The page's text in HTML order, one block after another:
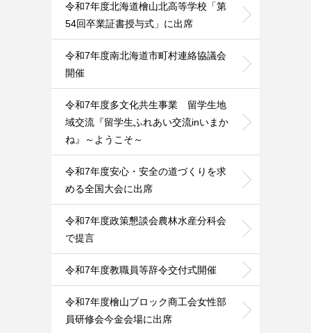
令和7年度北海道檜山北高等学校「第
54回卒業証書授与式」に出席
令和7年度南北海道市町村連絡協議会
開催
令和7年度多文化共生事業 留学生地
域交流『留学生ふれあい交流inいまか
ね』～ようこそ～
令和7年度安心・安全の道づくりを求
める全国大会に出席
令和7年度政策懇談会農林水産分科会
で提言
令和7年度教職員等辞令交付式開催
令和7年度檜山ブロック商工会女性部
員研修会今金会場に出席